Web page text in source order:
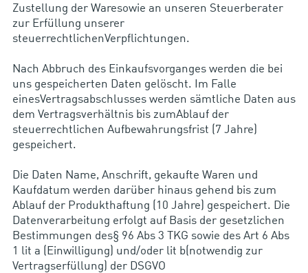
Zustellung der Waresowie an unseren Steuerberater
zur Erfüllung unserer
steuerrechtlichenVerpflichtungen.
Nach Abbruch des Einkaufsvorganges werden die bei
uns gespeicherten Daten gelöscht. Im Falle
einesVertragsabschlusses werden sämtliche Daten aus
dem Vertragsverhältnis bis zumAblauf der
steuerrechtlichen Aufbewahrungsfrist (7 Jahre)
gespeichert.
Die Daten Name, Anschrift, gekaufte Waren und
Kaufdatum werden darüber hinaus gehend bis zum
Ablauf der Produkthaftung (10 Jahre) gespeichert. Die
Datenverarbeitung erfolgt auf Basis der gesetzlichen
Bestimmungen des§ 96 Abs 3 TKG sowie des Art 6 Abs
1 lit a (Einwilligung) und/oder lit b(notwendig zur
Vertragserfüllung) der DSGVO